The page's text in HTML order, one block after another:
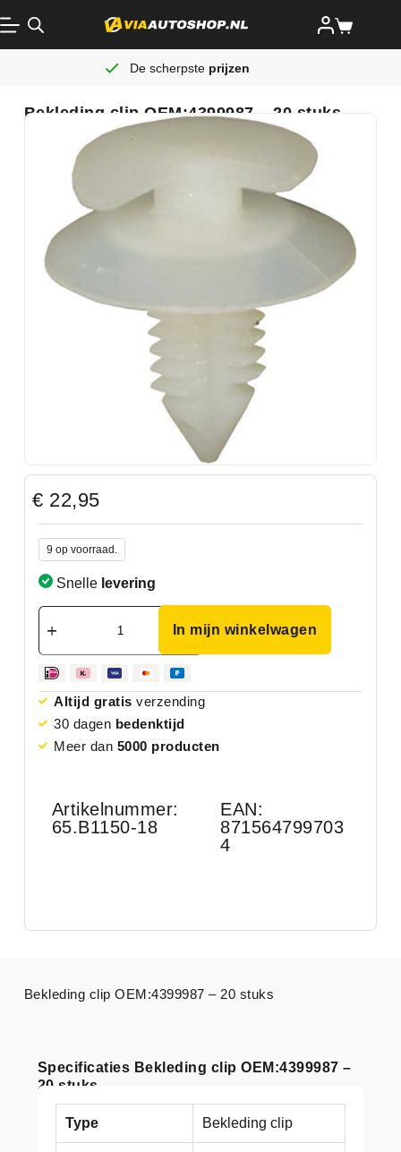
De scherpste prijzen
Bekleding clip OEM:4399987 – 20 stuks
€ 22,95
9 op voorraad.
Snelle levering
In mijn winkelwagen
Altijd gratis verzending
30 dagen bedenktijd
Meer dan 5000 producten
Artikelnummer:
65.B1150-18
EAN:
871564799703
4
Specificaties Bekleding clip OEM:4399987 –
20 stuks
Type Bekleding clip
Bekleding clip OEM:4399987 – 20 stuks